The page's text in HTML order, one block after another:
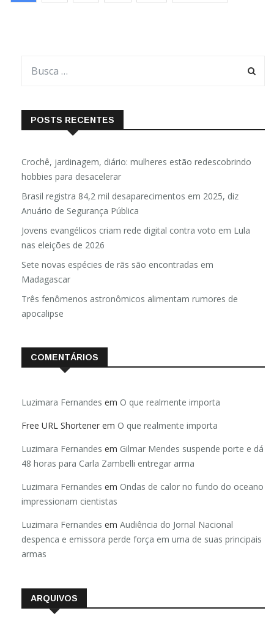
POSTS RECENTES
Crochê, jardinagem, diário: mulheres estão redescobrindo
hobbies para desacelerar
Brasil registra 84,2 mil desaparecimentos em 2025, diz
Anuário de Segurança Pública
Jovens evangélicos criam rede digital contra voto em Lula
nas eleições de 2026
Sete novas espécies de rãs são encontradas em
Madagascar
Três fenômenos astronômicos alimentam rumores de
apocalipse
COMENTÁRIOS
Luzimara Fernandes em O que realmente importa
Free URL Shortener em O que realmente importa
Luzimara Fernandes em Gilmar Mendes suspende porte e dá
48 horas para Carla Zambelli entregar arma
Luzimara Fernandes em Ondas de calor no fundo do oceano
impressionam cientistas
Luzimara Fernandes em Audiência do Jornal Nacional
despenca e emissora perde força em uma de suas principais
armas
ARQUIVOS